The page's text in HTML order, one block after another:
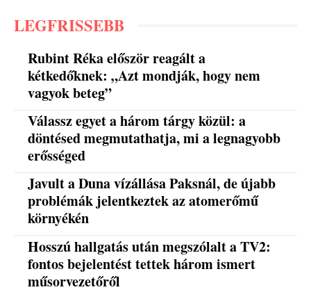
LEGFRISSEBB
Rubint Réka először reagált a
kétkedőknek: „Azt mondják, hogy nem
vagyok beteg”
Válassz egyet a három tárgy közül: a
döntésed megmutathatja, mi a legnagyobb
erősséged
Javult a Duna vízállása Paksnál, de újabb
problémák jelentkeztek az atomerőmű
környékén
Hosszú hallgatás után megszólalt a TV2:
fontos bejelentést tettek három ismert
műsorvezetőről